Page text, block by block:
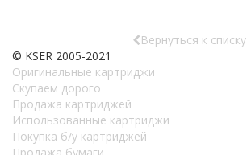
Вернуться к списку
© KSER 2005-2021
Оригинальные картриджи
Скупаем дорого
Продажа картриджей
Использованные картриджи
Покупка б/у картриджей